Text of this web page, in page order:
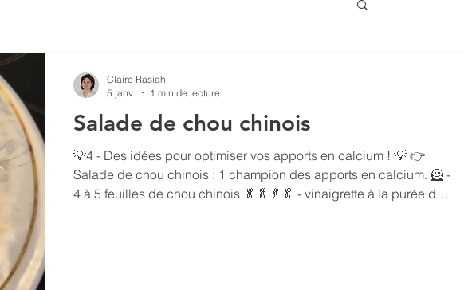
Salade de chou chinois
💡4 - Des idées pour optimiser vos apports en calcium ! 💡 👉
Salade de chou chinois : 1 champion des apports en calcium. 🦸 -
4 à 5 feuilles de chou chinois 🥬🥬🥬🥬 - vinaigrette à la purée de
Claire Rasiah
5 janv.
1 min de lecture